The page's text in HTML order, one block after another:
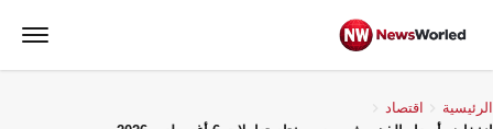
الرئيسية
اقتصاد